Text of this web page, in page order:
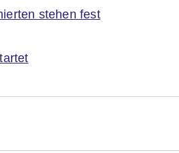
stehen fest